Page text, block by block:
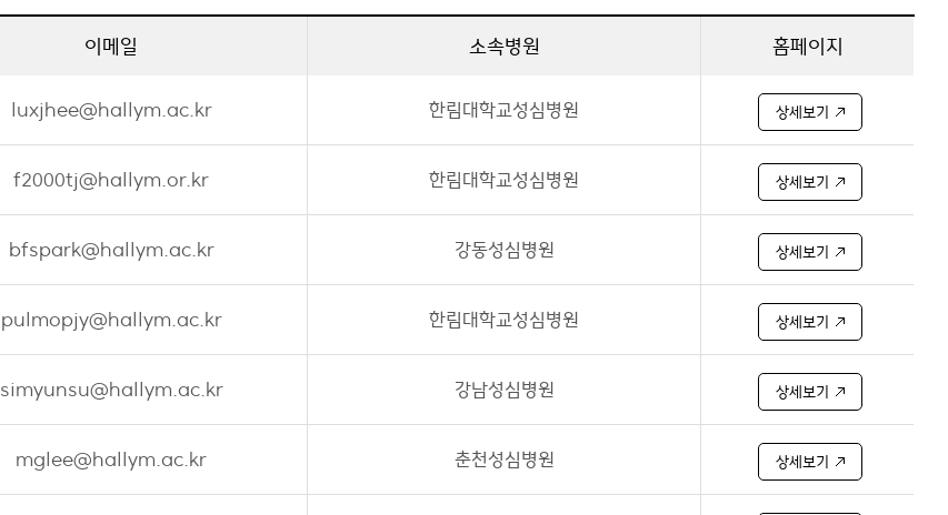
이메일 소속병원 홈페이지
luxjhee@hallym.ac.kr 한림대학교성심병원 상세보기
f2000tj@hallym.or.kr 한림대학교성심병원 상세보기
bfspark@hallym.ac.kr 강동성심병원 상세보기
pulmopjy@hallym.ac.kr 한림대학교성심병원 상세보기
simyunsu@hallym.ac.kr 강남성심병원 상세보기
mglee@hallym.ac.kr 춘천성심병원 상세보기